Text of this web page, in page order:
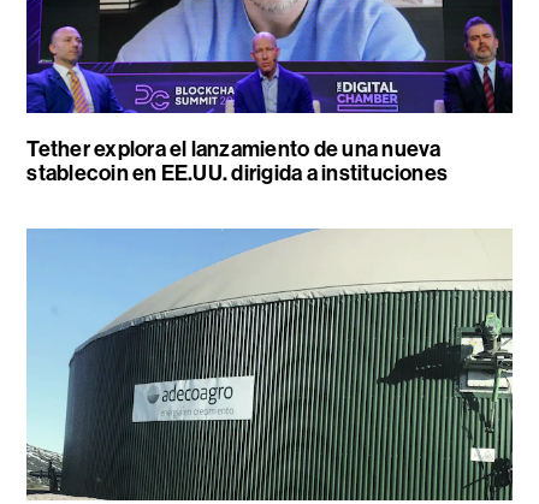
Tether explora el lanzamiento de una nueva
stablecoin en EE.UU. dirigida a instituciones